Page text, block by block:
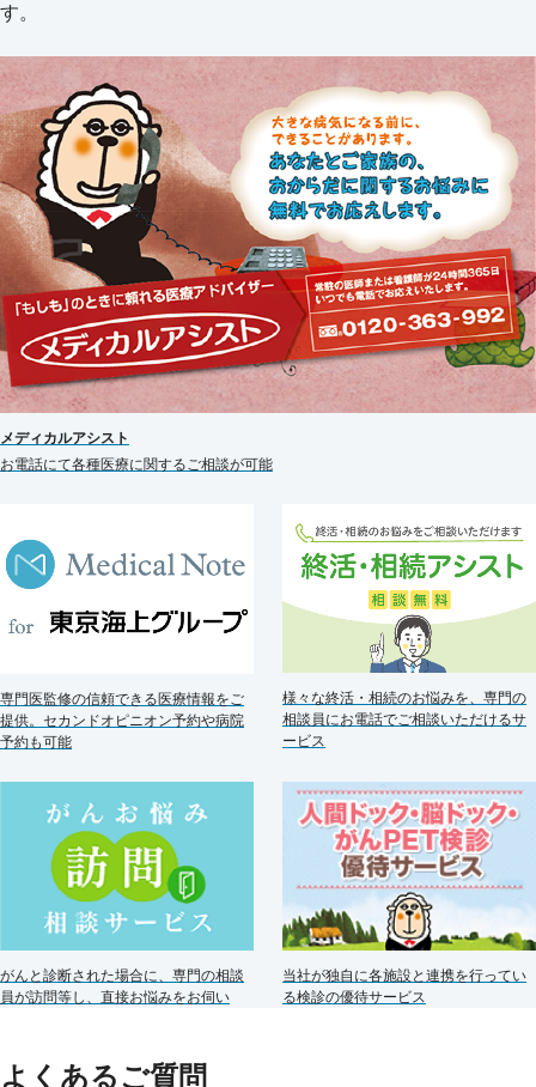
す。
メディカルアシスト
お電話にて各種医療に関するご相談が可能
専門医監修の信頼できる医療情報をご
提供。セカンドオピニオン予約や病院
予約も可能
様々な終活・相続のお悩みを、専門の
相談員にお電話でご相談いただけるサ
ービス
がんと診断された場合に、専門の相談
員が訪問等し、直接お悩みをお伺い
当社が独自に各施設と連携を行ってい
る検診の優待サービス
よくあるご質問